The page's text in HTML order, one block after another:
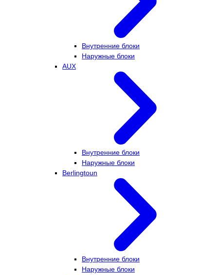
Внутренние блоки
Наружные блоки
AUX
Внутренние блоки
Наружные блоки
Berlingtoun
Внутренние блоки
Наружные блоки